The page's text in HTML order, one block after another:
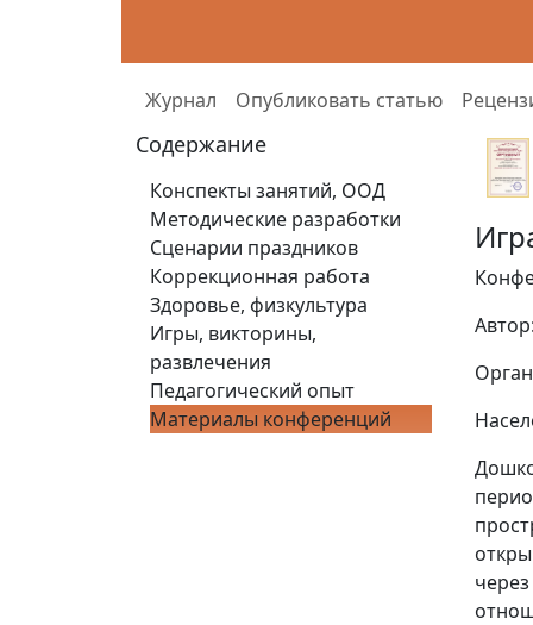
Журнал Опубликовать статью
Содержание
Конспекты занятий, ООД
Методические разработки
Сценарии праздников
Коррекционная работа
Здоровье, физкультура
Игры, викторины,
развлечения
Педагогический опыт
Материалы конференций